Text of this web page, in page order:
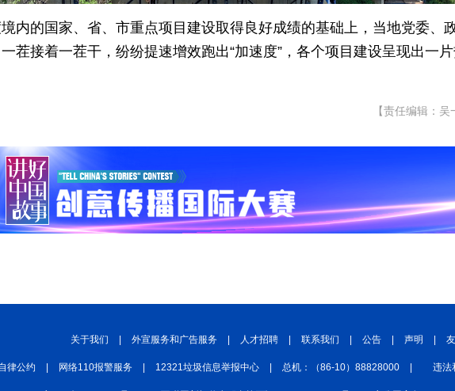
内的国家、省、市重点项目建设取得良好成绩的基础上，当地党委、
茬接着一茬干，纷纷提速增效跑出“加速度”，各个项目建设呈现出一
【责任编辑：吴
关于我们 | 外宣服务和广告服务 | 人才招聘 | 联系我们 | 公告 | 声明 |
律公约 | 网络110报警服务 | 12321垃圾信息举报中心 | 总机：（86-10）88828000 | 违法